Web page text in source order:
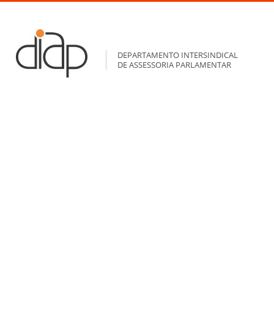
DEPARTAMENTO INTERSINDICAL
DE ASSESSORIA PARLAMENTAR